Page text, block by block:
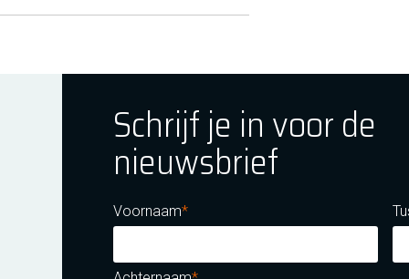
Youtube
Schrijf je in voor de
nieuwsbrief
Voornaam